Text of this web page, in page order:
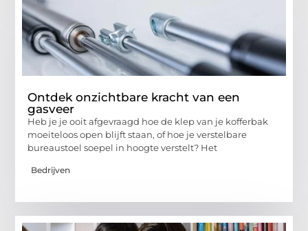
Ontdek onzichtbare kracht van een
gasveer
Heb je je ooit afgevraagd hoe de klep van je kofferbak
moeiteloos open blijft staan, of hoe je verstelbare
bureaustoel soepel in hoogte verstelt? Het
Bedrijven